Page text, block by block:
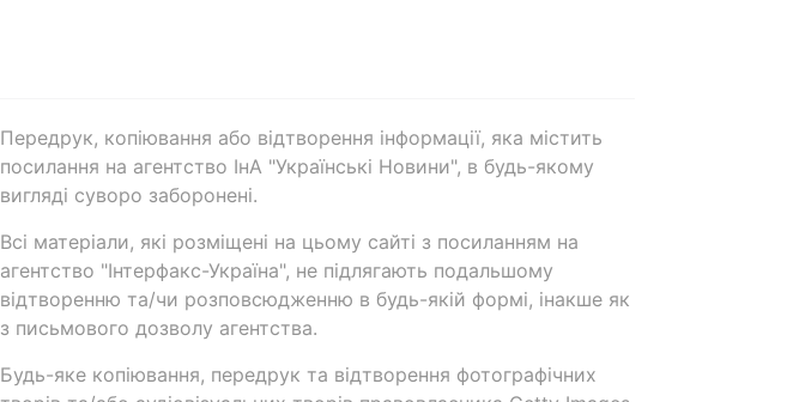
Передрук, копіювання або відтворення інформації, яка містить
посилання на агентство ІнА "Українські Новини", в будь-якому
вигляді суворо заборонені.
Всі матеріали, які розміщені на цьому сайті з посиланням на
агентство "Інтерфакс-Україна", не підлягають подальшому
відтворенню та/чи розповсюдженню в будь-якій формі, інакше як
з письмового дозволу агентства.
Будь-яке копіювання, передрук та відтворення фотографічних